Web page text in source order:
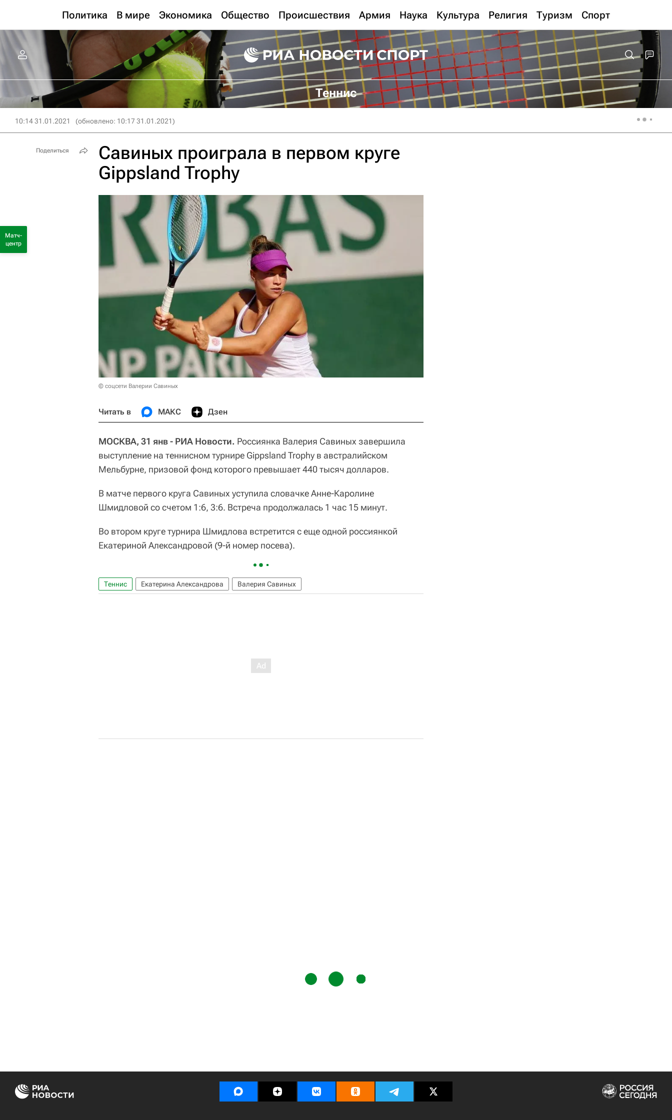
Политика В мире Экономика Общество Происшествия Армия Наука Культура Религия Туризм Спорт
Теннис
10:14 31.01.2021 (обновлено: 10:17 31.01.2021)
Савиных проиграла в первом круге
Gippsland Trophy
© соцсети Валерии Савиных
Читать в МАКС Дзен
МОСКВА, 31 янв - РИА Новости. Россиянка Валерия Савиных завершила
выступление на теннисном турнире Gippsland Trophy в австралийском
Мельбурне, призовой фонд которого превышает 440 тысяч долларов.
В матче первого круга Савиных уступила словачке Анне-Каролине
Шмидловой со счетом 1:6, 3:6. Встреча продолжалась 1 час 15 минут.
Во втором круге турнира Шмидлова встретится с еще одной россиянкой
Екатериной Александровой (9-й номер посева).
Теннис Екатерина Александрова Валерия Савиных
Поделиться
Матч-
центр